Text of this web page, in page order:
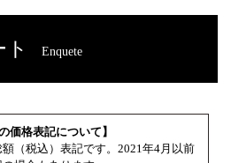
Enquete
価格表記について】
（税込）表記です。2021年4月以前